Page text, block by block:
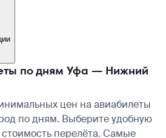
по дням Уфа — Нижний
цен на авиабилеты
по дням. Выберите удобную
стоимость перелёта. Самые